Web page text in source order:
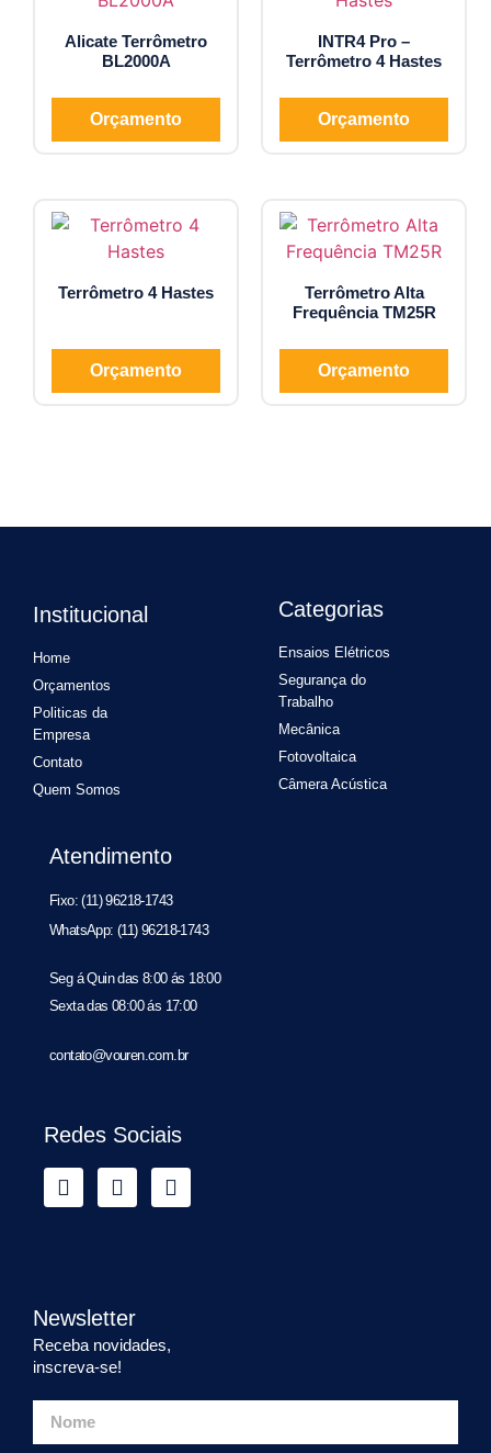
Alicate Terrômetro
BL2000A
Orçamento
INTR4 Pro –
Terrômetro 4 Hastes
Orçamento
Terrômetro 4 Hastes
Orçamento
Terrômetro Alta
Frequência TM25R
Orçamento
Institucional
Home
Orçamentos
Politicas da
Empresa
Contato
Quem Somos
Categorias
Ensaios Elétricos
Segurança do
Trabalho
Mecânica
Fotovoltaica
Câmera Acústica
Atendimento
Fixo: (11) 96218-1743
WhatsApp: (11) 96218-1743
Seg á Quin das 8:00 ás 18:00
Sexta das 08:00 ás 17:00
contato@vouren.com.br
Redes Sociais
Newsletter
Receba novidades,
inscreva-se!